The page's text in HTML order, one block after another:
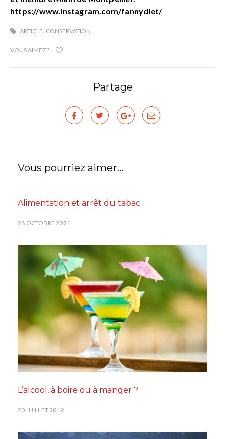
https://www.instagram.com/fannydiet/
ARTICLE, CONSERVATION
VOUS AIMEZ ?
Partage
Vous pourriez aimer...
Alimentation et arrêt du tabac
28 OCTOBRE 2021
L’alcool, à boire ou à manger ?
20 JUILLET 2019